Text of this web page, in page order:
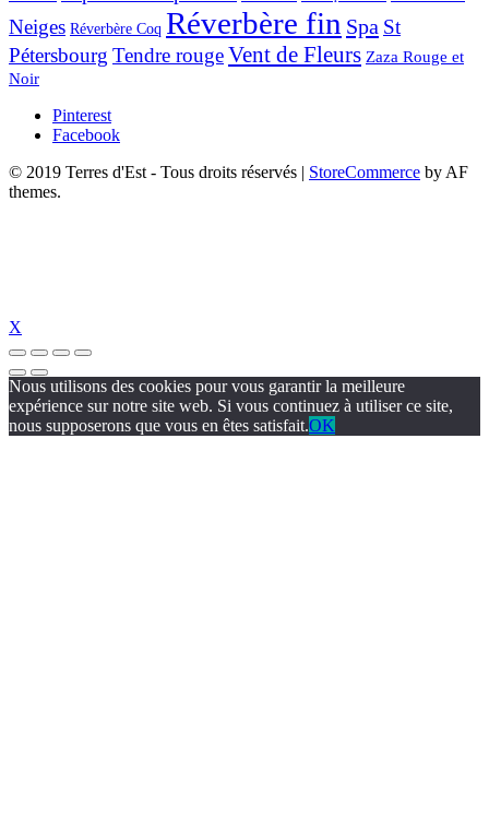
Neiges Réverbère Coq Réverbère fin Spa St
Pétersbourg Tendre rougeVent de Fleurs Zaza Rouge et
Noir
Pinterest
Facebook
© 2019 Terres d'Est - Tous droits réservés
StoreCommerce by AF
themes.
X
Nous utilisons des cookies pour vous garantir la meilleure
expérience sur notre site web. Si vous continuez à utiliser ce site,
nous supposerons que vous en êtes satisfait.OK